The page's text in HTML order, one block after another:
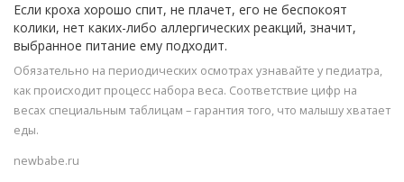
Если кроха хорошо спит, не плачет, его не беспокоят
колики, нет каких-либо аллергических реакций, значит,
выбранное питание ему подходит.
Обязательно на периодических осмотрах узнавайте у педиатра,
как происходит процесс набора веса. Соответствие цифр на
весах специальным таблицам – гарантия того, что малышу хватает
еды.
newbabe.ru